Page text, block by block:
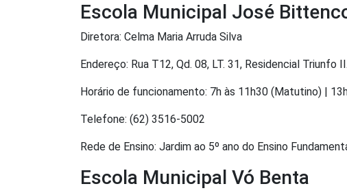
Escola Municipal José
Diretora: Celma Maria Arruda Silva
Endereço: Rua T12, Qd. 08, LT. 31, Residencial Triunfo
Horário de funcionamento: 7h às 11h30 (Matutino) |
Telefone: (62) 3516-5002
Rede de Ensino: Jardim ao 5º ano do Ensino
Escola Municipal Vó Benta